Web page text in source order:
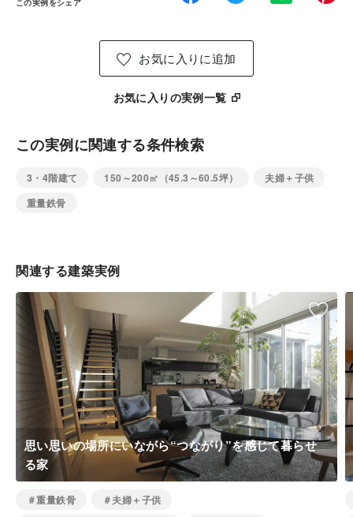
この実例をシェア
お気に入りに追加
お気に入りの実例一覧
この実例に関連する条件検索
3・4階建て 150～200㎡（45.3～60.5坪）
夫婦＋子供
重量鉄骨
関連する建築実例
思い思いの場所にいながら“つながり”を感じて暮らせ
る家
＃重量鉄骨
＃夫婦＋子供